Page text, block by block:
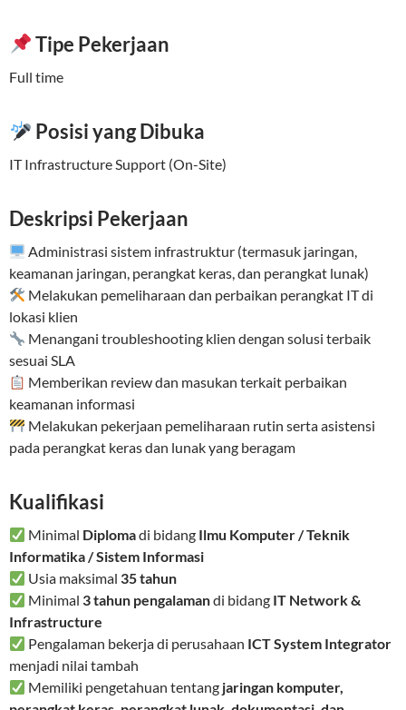
Tipe Pekerjaan
Full time
Posisi yang Dibuka
IT Infrastructure Support (On-Site)
Deskripsi Pekerjaan
Administrasi sistem infrastruktur (termasuk jaringan,
keamanan jaringan, perangkat keras, dan perangkat lunak)
Melakukan pemeliharaan dan perbaikan perangkat IT di
lokasi klien
Menangani troubleshooting klien dengan solusi terbaik
sesuai SLA
Memberikan review dan masukan terkait perbaikan
keamanan informasi
Melakukan pekerjaan pemeliharaan rutin serta asistensi
pada perangkat keras dan lunak yang beragam
Kualifikasi
Minimal Diplomadi bidang Ilmu Komputer / Teknik
Informatika / Sistem Informasi
Usia maksimal 35 tahun
Minimal 3 tahun pengalamandi bidang IT Network &
Infrastructure
Pengalaman bekerja di perusahaan ICT System Integrator
menjadi nilai tambah
Memiliki pengetahuan tentang jaringan komputer,